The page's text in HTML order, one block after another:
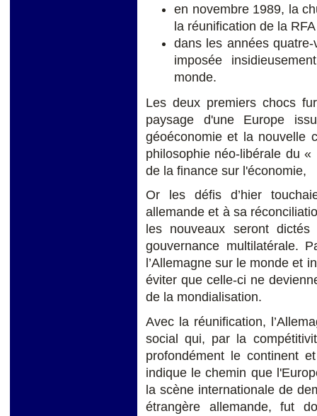
en novembre 1989, la
la réunification de la
dans les années
imposée
monde.
Les deux premiers chocs
paysage d'une Europe
géoéconomie et la nouvelle
philosophie néo-libérale du
de la finance sur l'économie,
Or les défis d’hier
allemande et à sa
les nouveaux seront
gouvernance multilatérale.
l’Allemagne sur le monde et
éviter que celle-ci ne
de la mondialisation.
Avec la réunification,
social qui, par la
profondément le continent
indique le chemin que
la scène internationale de
étrangère allemande, fut